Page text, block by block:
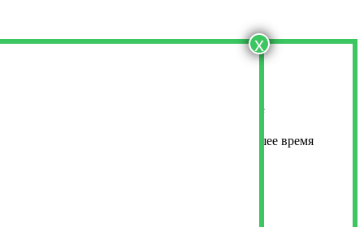
x
Оставьте свои контактные данные
Менеджер свяжется с вами в ближайшее время